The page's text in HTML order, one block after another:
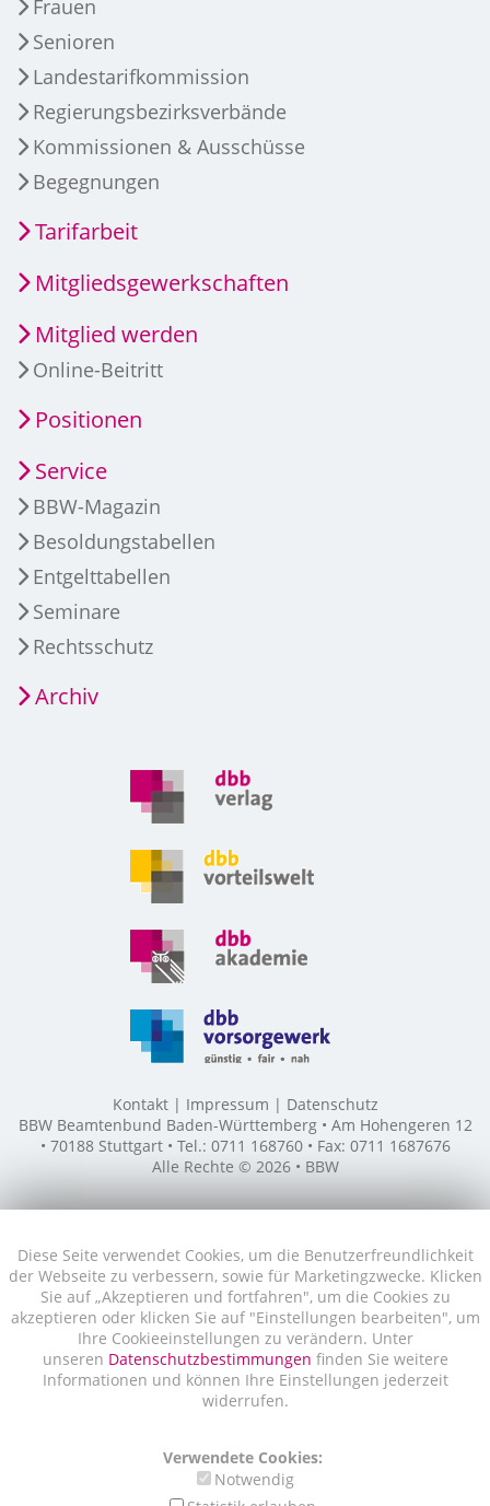
Diese Seite verwendet Cookies, um die Benutzerfreundlichkeit
der Webseite zu verbessern, sowie für Marketingzwecke. Klicken
Sie auf „Akzeptieren und fortfahren", um die Cookies zu
akzeptieren oder klicken Sie auf "Einstellungen bearbeiten", um
Ihre Cookieeinstellungen zu verändern. Unter
unseren Datenschutzbestimmungen finden Sie weitere
Informationen und können Ihre Einstellungen jederzeit
widerrufen.
Verwendete Cookies:
Notwendig
Frauen
Senioren
Landestarifkommission
Regierungsbezirksverbände
Kommissionen & Ausschüsse
Begegnungen
Tarifarbeit
Mitgliedsgewerkschaften
Mitglied werden
Online-Beitritt
Positionen
Service
BBW-Magazin
Besoldungstabellen
Entgelttabellen
Seminare
Rechtsschutz
Archiv
Kontakt Impressum
Datenschutz
BBW Beamtenbund Baden-Württemberg • Am Hohengeren 12
• 70188 Stuttgart • Tel.: 0711 168760 • Fax: 0711 1687676
Alle Rechte © 2026 • BBW